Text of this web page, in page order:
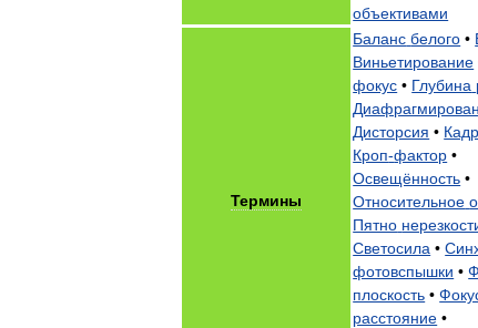
объективами
Термины
Баланс белого •
Виньетирование
фокус • Глубина
Дисторсия •
Кроп-фактор •
Освещённость •
Относительное
Пятно
Светосила •
фотовспышки •
плоскость •
расстояние •